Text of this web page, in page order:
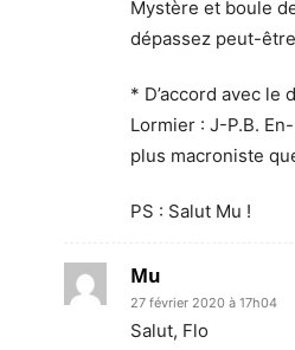
Mystère et boule
dépassez peut-
* D’accord avec le
Lormier : J-P.B.
plus macroniste
PS : Salut Mu !
Mu
27 février 2020 à 17h04
Salut, Flo